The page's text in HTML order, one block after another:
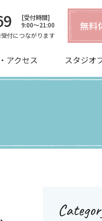
[受付時間]
9:00〜21:00
付につながります
アクセス スタジオ